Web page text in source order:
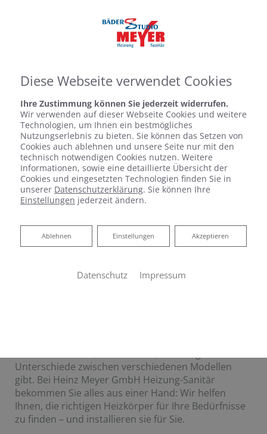
HEIZKÖRPER VOM FACHMANN
Unterschiede zwischen verschiedenen Modellen
gibt. Bei Heinz Meyer GmbH Heizung-Sanitär
bekommen Sie alles aus einer Hand: Wir helfen
Ihnen, die richtigen Heizkörper für Ihre Bedürfnisse
zu finden – und installieren sie für Sie.
Diese Webseite verwendet Cookies
Ihre Zustimmung können Sie jederzeit widerrufen.
Wir verwenden auf dieser Webseite Cookies und weitere
Technologien, um Ihnen ein bestmögliches
Nutzungserlebnis zu bieten. Sie können das Setzen von
Cookies auch ablehnen und unsere Seite nur mit den
technisch notwendigen Cookies nutzen. Weitere
Informationen, sowie eine detaillierte Übersicht der
Cookies und eingesetzten Technologien finden Sie in
unserer Datenschutzerklärung. Sie können Ihre
Einstellungen jederzeit ändern.
Akzeptieren
Einstellungen
Ablehnen
Ablehnen
Datenschutz Impressum